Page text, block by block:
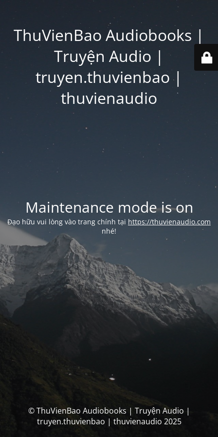
ThuVienBao Audiobooks |
Truyện Audio |
truyen.thuvienbao |
thuvienaudio
Maintenance mode is on
Đạo hữu vui lòng vào trang chính tại https://thuvienaudio.com
nhé!
© ThuVienBao Audiobooks | Truyện Audio |
truyen.thuvienbao | thuvienaudio 2025